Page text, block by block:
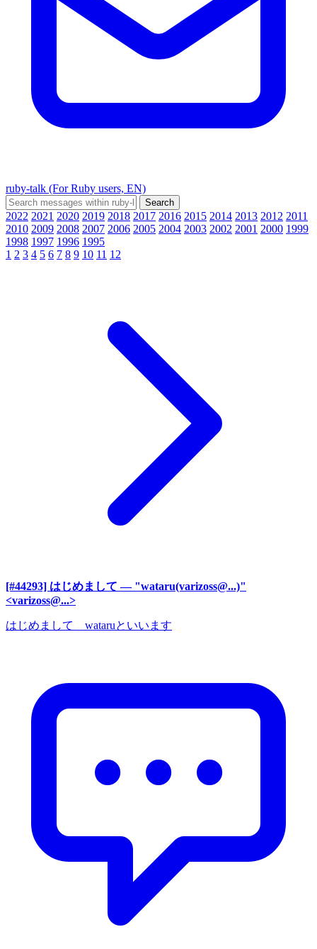
ruby-talk (For Ruby users, EN)
2022 2021 2020 2019 2018 2017 2016 2015 2014 2013 2012 2011
2010 2009 2008 2007 2006 2005 2004 2003 2002 2001 2000 1999
1998 1997 1996 1995
1 2 3 4 5 6 7 8 9 10 11 12
[#44293] はじめまして — "wataru(varizoss@...)"
<varizoss@...>
はじめまして wataruといいます